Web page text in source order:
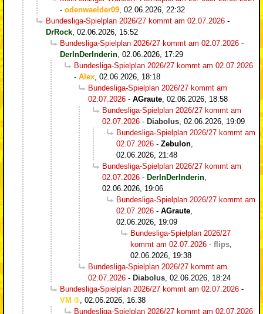
- odenwaelder09, 02.06.2026, 22:32
Bundesliga-Spielplan 2026/27 kommt am 02.07.2026 -
DrRock, 02.06.2026, 15:52
Bundesliga-Spielplan 2026/27 kommt am 02.07.2026 -
DerInDerInderin, 02.06.2026, 17:29
Bundesliga-Spielplan 2026/27 kommt am 02.07.2026
- Alex, 02.06.2026, 18:18
Bundesliga-Spielplan 2026/27 kommt am
02.07.2026 - AGraute, 02.06.2026, 18:58
Bundesliga-Spielplan 2026/27 kommt am
02.07.2026 - Diabolus, 02.06.2026, 19:09
Bundesliga-Spielplan 2026/27 kommt am
02.07.2026 - Zebulon,
02.06.2026, 21:48
Bundesliga-Spielplan 2026/27 kommt am
02.07.2026 - DerInDerInderin,
02.06.2026, 19:06
Bundesliga-Spielplan 2026/27 kommt am
02.07.2026 - AGraute,
02.06.2026, 19:09
Bundesliga-Spielplan 2026/27
kommt am 02.07.2026 - flips,
02.06.2026, 19:38
Bundesliga-Spielplan 2026/27 kommt am
02.07.2026 - Diabolus, 02.06.2026, 18:24
Bundesliga-Spielplan 2026/27 kommt am 02.07.2026 -
VM
, 02.06.2026, 16:38
Bundesliga-Spielplan 2026/27 kommt am 02.07.2026